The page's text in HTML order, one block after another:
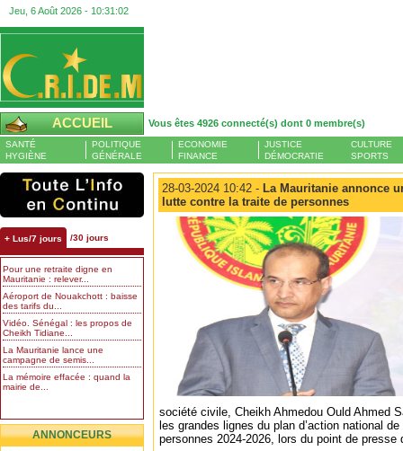
Jeu, 6 Août 2026 - 10:31:03
ACCUEIL Vous êtes 4926 connecté(s) dont 0 membre(s)
SANTÉ
HYGIÈNE
POLITIQUE
GÉNÉRALE
ECONOMIE
FINANCE
JUSTICE
DÉMOCRATIE
CULTURE
SPORTS
+ Lus/7 jours /30 jours
Pour une retraite digne en
Mauritanie : relever...
Aéroport de Nouakchott : baisse
des tarifs du...
Vidéo. Sénégal : les propos de
Cheikh Tidiane...
La Mauritanie lance une
campagne de semis...
La mémoire effacée : quand la
mairie de...
ANNONCEURS
28-03-2024 10:42 - La Mauritanie annonce
lutte contre la traite de personnes
société civile, Cheikh Ahmedou Ould Ahmed
les grandes lignes du plan d’action national
personnes 2024-2026, lors du point de presse